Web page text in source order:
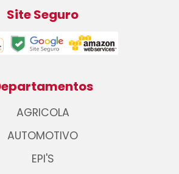
Site Seguro
AGRICOLA
AUTOMOTIVO
EPI'S